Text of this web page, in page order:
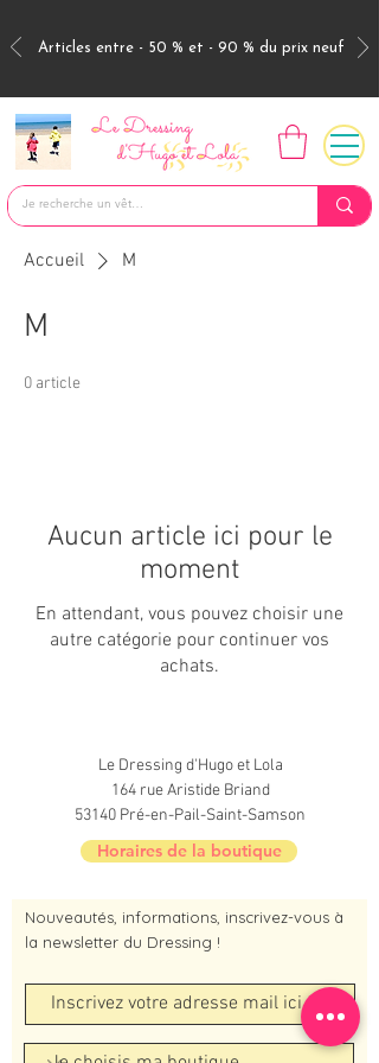
Articles entre - 50 % et - 90 % du prix neuf
Accueil M
M
0 article
Aucun article ici pour le
moment
En attendant, vous pouvez choisir une
autre catégorie pour continuer vos
achats.
Le Dressing d'Hugo et Lola
164 rue Aristide Briand
53140 Pré-en-Pail-Saint-Samson
Horaires de la boutique
Nouveautés, informations, inscrivez-vous à
la newsletter du Dressing !